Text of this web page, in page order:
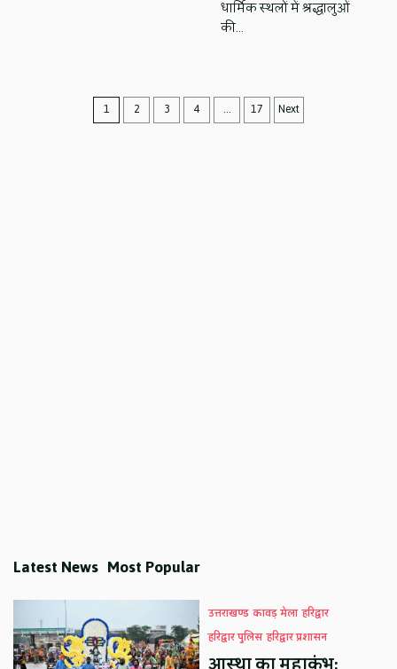
धार्मिक स्थलों में श्रद्धालुओं
की…
Posts
navigation
1 2 3 4 … 17 Next
Latest News Most Popular
उत्तराखण्ड कावड़ मेला हरिद्वार
हरिद्वार पुलिस हरिद्वार प्रशासन